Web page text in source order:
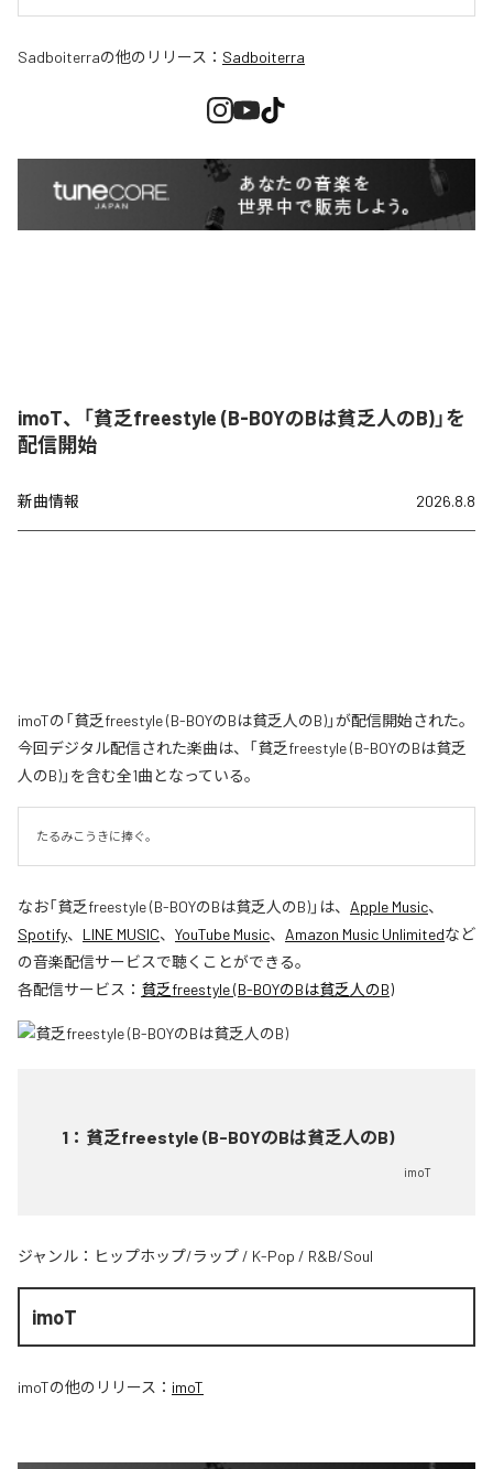
Sadboiterraの他のリリース： Sadboiterra
imoT、「貧乏freestyle (B-BOYのBは貧乏人のB)」を
配信開始
新曲情報 2026.8.8
imoTの「貧乏freestyle (B-BOYのBは貧乏人のB)」が配信開始された。
今回デジタル配信された楽曲は、「貧乏freestyle (B-BOYのBは貧乏
人のB)」を含む全1曲となっている。
たるみこうきに捧ぐ。
なお「貧乏freestyle (B-BOYのBは貧乏人のB)」は、 Apple Music、
Spotify、 LINE MUSIC、 YouTube Music、 Amazon Music Unlimitedなど
の音楽配信サービスで聴くことができる。
各配信サービス： 貧乏freestyle (B-BOYのBは貧乏人のB)
1 ： 貧乏freestyle (B-BOYのBは貧乏人のB)
imoT
ジャンル： ヒップホップ/ラップ / K-Pop / R&B/Soul
imoT
imoTの他のリリース： imoT